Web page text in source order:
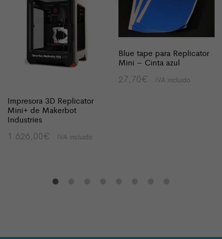
Impresora 3D Replicator
Mini+ de Makerbot
Industries
1.626,00€ IVA incluido
Blue tape para Replicator
Mini – Cinta azul
27,70€ IVA incluido